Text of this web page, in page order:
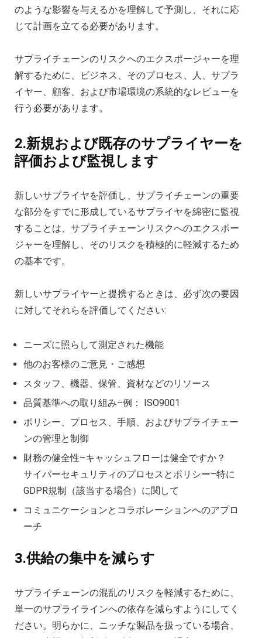
のような影響を与えるかを理解して予測し、それに応
じて計画を立てる必要があります。
サプライチェーンのリスクへのエクスポージャーを理
解するために、ビジネス、そのプロセス、人、サプラ
イヤー、顧客、および市場環境の系統的なレビューを
行う必要があります。
2.新規および既存のサプライヤーを
評価および監視します
新しいサプライヤを評価し、サプライチェーンの重要
な部分をすでに形成しているサプライヤを綿密に監視
することは、サプライチェーンリスクへのエクスポー
ジャーを理解し、そのリスクを積極的に軽減するため
の基本です。
新しいサプライヤーと提携するときは、必ず次の要因
に対してそれらを評価してください:
ニーズに照らして測定された機能
他のお客様のご意見・ご感想
スタッフ、機器、保管、資材などのリソース
品質基準への取り組み–例： ISO9001
ポリシー、プロセス、手順、およびサプライチェー
ンの管理と制御
財務の健全性–キャッシュフローは健全ですか？
サイバーセキュリティのプロセスとポリシー–特に
GDPR規制（該当する場合）に関して
コミュニケーションとコラボレーションへのアプロ
ーチ
3.供給の集中を減らす
サプライチェーンの混乱のリスクを軽減するために、
単一のサプライラインへの依存を減らすようにしてく
ださい。明らかに、ニッチな製品を扱っている場合、